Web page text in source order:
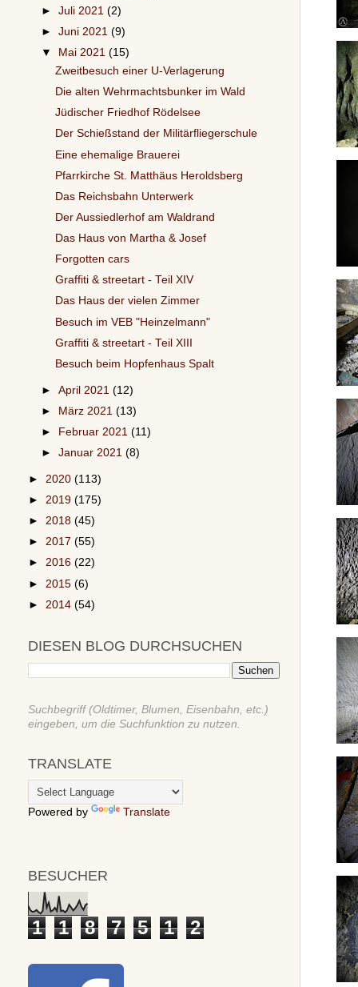
►Juli 2021(2)
►Juni 2021(9)
▼
Mai 2021(15)
Zweitbesuch einer U-Verlagerung
Die alten Wehrmachtsbunker im Wald
Jüdischer Friedhof Rödelsee
Der Schießstand der Militärfliegerschule
Eine ehemalige Brauerei
Pfarrkirche St. Matthäus Heroldsberg
Das Reichsbahn Unterwerk
Der Aussiedlerhof am Waldrand
Das Haus von Martha & Josef
Forgotten cars
Graffiti & streetart - Teil XIV
Das Haus der vielen Zimmer
Besuch im VEB "Heinzelmann"
Graffiti & streetart - Teil XIII
Besuch beim Hopfenhaus Spalt
►April 2021(12)
►
März 2021(13)
►
Februar 2021(11)
►Januar 2021(8)
► 2020 (113)
► 2019 (175)
► 2018 (45)
► 2017 (55)
► 2016 (22)
► 2015 (6)
► 2014 (54)
DIESEN BLOG DURCHSUCHEN
Suchbegriff (Oldtimer, Blumen, Eisenbahn, etc.)
eingeben, um die Suchfunktion zu nutzen.
TRANSLATE
Powered by Translate
BESUCHER
1 1 8 7 5 1 2